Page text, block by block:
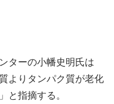
ターの小幡史明氏は
よりタンパク質が老化
と指摘する。